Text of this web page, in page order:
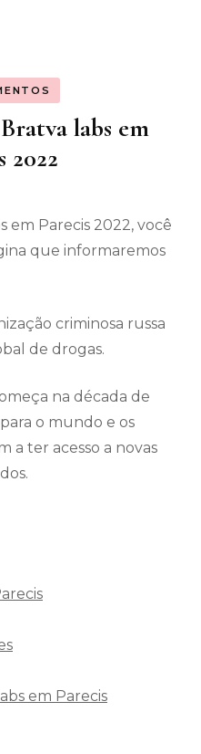
labs em
2022
em Parecis 2022, você
que informaremos
criminosa russa
de drogas.
na década de
o mundo e os
a ter acesso a novas
em Parecis